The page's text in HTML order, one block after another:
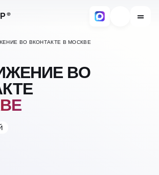
ВО ВКОНТАКТЕ В МОСКВЕ
ВО